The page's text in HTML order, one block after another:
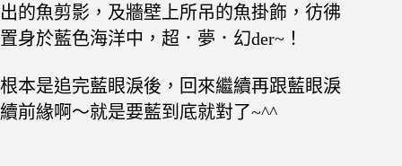
出的魚剪影，及牆壁上所吊的魚掛飾，彷彿
置身於藍色海洋中，超．夢．幻der~！
根本是追完藍眼淚後，回來繼續再跟藍眼淚
續前緣啊～就是要藍到底就對了~^^